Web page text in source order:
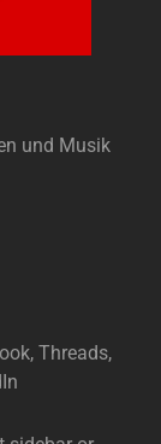
und Musik
Threads,